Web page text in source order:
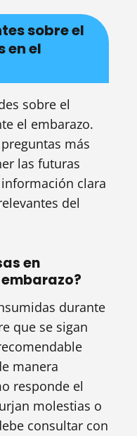
sobre el
en el
sobre el
el embarazo.
más
las futuras
clara
del
en
durante
que se sigan
manera
responde el
molestias o
consultar con